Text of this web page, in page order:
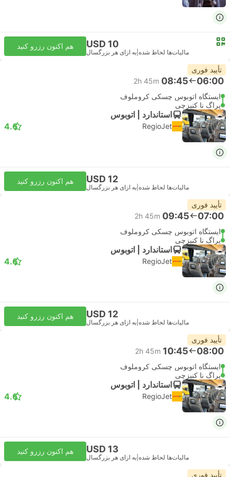
USD 10
مالیات‌ها لحاظ شده به ازای هر بزرگسال
هم اکنون رزرو کنید
تأیید فوری
06:00
08:45
2h 45m
ایستگاه اتوبوس چسکی کروملوف
پراگ نا کنیزچی
استاندارد | اتوبوس
RegioJet
4.6
USD 12
مالیات‌ها لحاظ شده به ازای هر بزرگسال
هم اکنون رزرو کنید
تأیید فوری
07:00
09:45
2h 45m
ایستگاه اتوبوس چسکی کروملوف
پراگ نا کنیزچی
استاندارد | اتوبوس
RegioJet
4.6
USD 12
مالیات‌ها لحاظ شده به ازای هر بزرگسال
هم اکنون رزرو کنید
تأیید فوری
08:00
10:45
2h 45m
ایستگاه اتوبوس چسکی کروملوف
پراگ نا کنیزچی
استاندارد | اتوبوس
RegioJet
4.6
USD 13
مالیات‌ها لحاظ شده به ازای هر بزرگسال
هم اکنون رزرو کنید
تأیید فوری